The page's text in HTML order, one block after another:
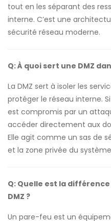
tout en les séparant des
interne. C’est une
sécurité réseau moderne.
Q: À quoi sert une DMZ
La DMZ sert à isoler les
protéger le réseau interne.
est compromis par un
accéder directement aux
Elle agit comme un sas de
et la zone privée du
Q: Quelle est la
DMZ ?
Un pare-feu est un